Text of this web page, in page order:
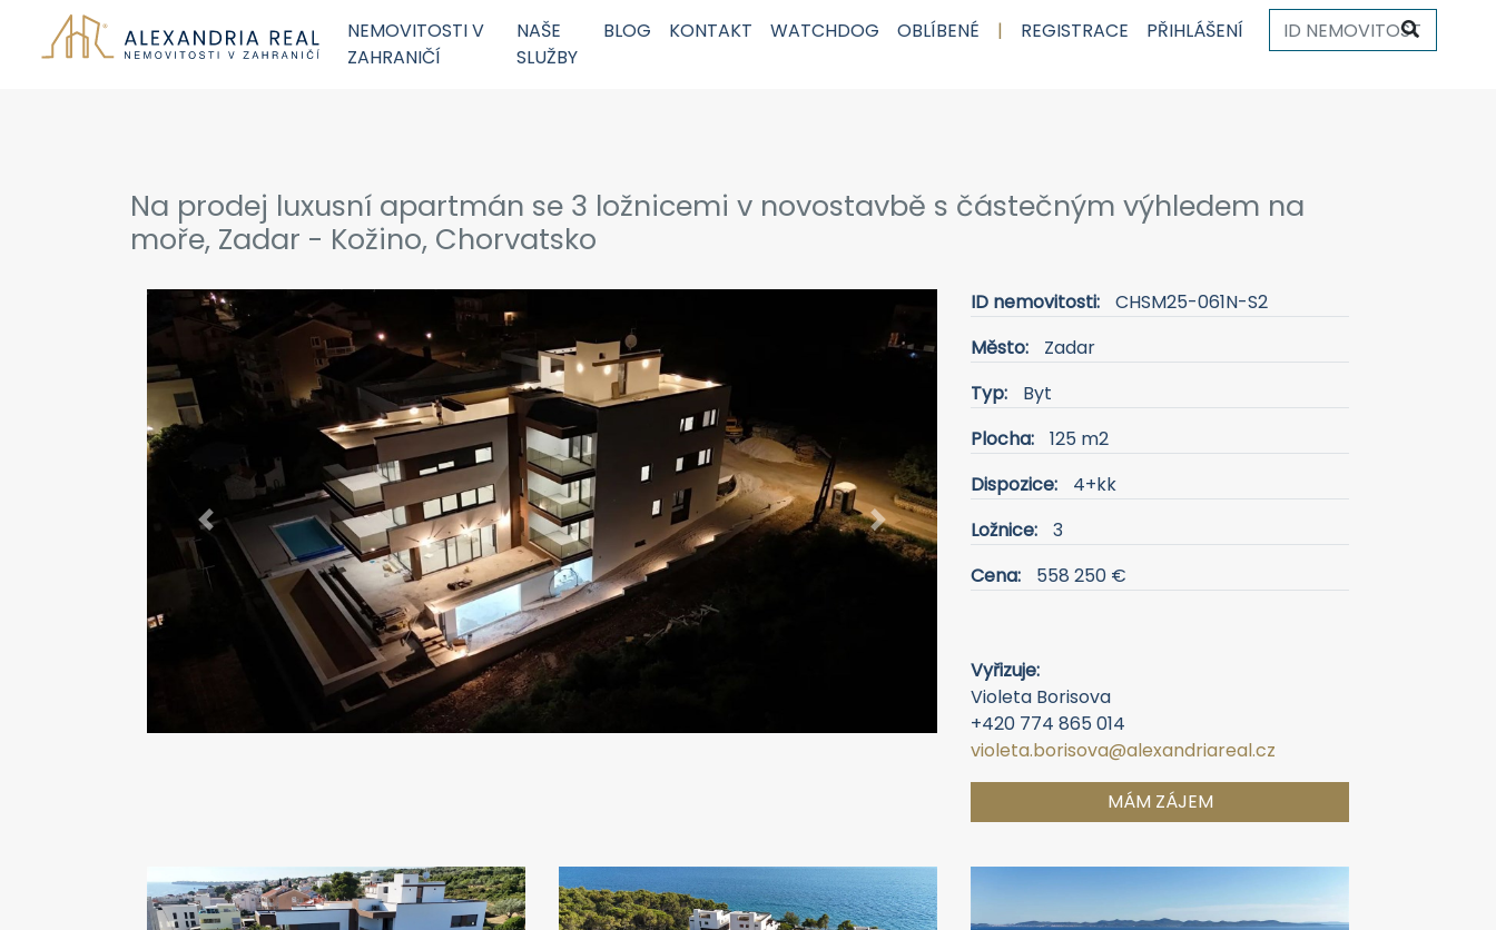
NEMOVITOSTI V
ZAHRANIČÍ
NAŠE
SLUŽBY
BLOG KONTAKT WATCHDOG OBLÍBENÉ | REGISTRACE PŘIHLÁŠENÍ
Na prodej luxusní apartmán se 3 ložnicemi v novostavbě s částečným výhledem na
moře, Zadar - Kožino, Chorvatsko
Previous
ID nemovitosti:
CHSM25-061N-S2
Město:
Zadar
Typ:
Byt
Plocha:
125 m2
Dispozice:
4+kk
Ložnice:
3
Cena:
558 250 €
Vyřizuje:
Violeta Borisova
+420 774 865 014
violeta.borisova@alexandriareal.cz
MÁM ZÁJEM